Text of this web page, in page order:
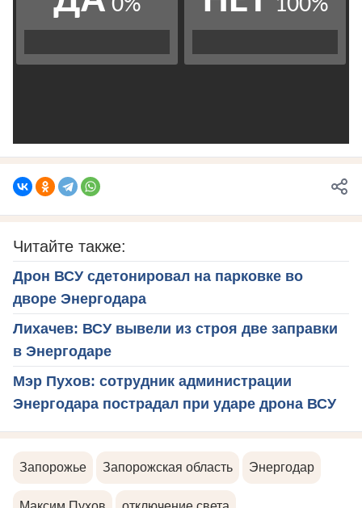
Читайте также:
Дрон ВСУ сдетонировал на парковке во
дворе Энергодара
Лихачев: ВСУ вывели из строя две заправки
в Энергодаре
Мэр Пухов: сотрудник администрации
Энергодара пострадал при ударе дрона ВСУ
Запорожье Запорожская область Энергодар